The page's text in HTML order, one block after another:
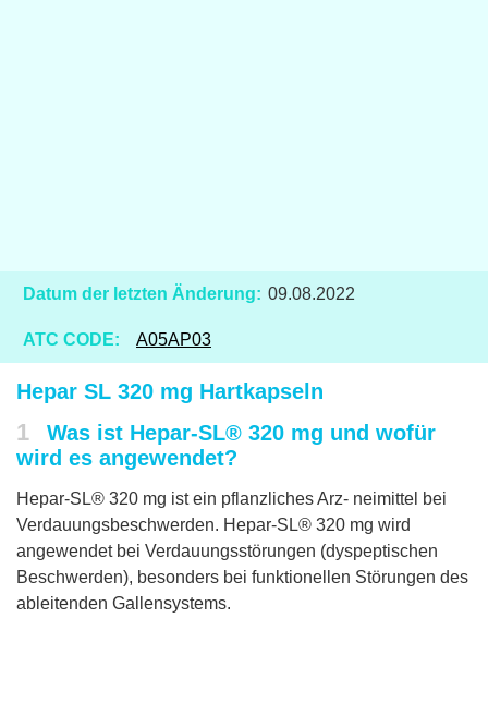
Datum der letzten Änderung: 09.08.2022
ATC CODE: A05AP03
Hepar SL 320 mg Hartkapseln
1
Was ist Hepar-SL® 320 mg und wofür
wird es angewendet?
Hepar-SL® 320 mg ist ein pflanzliches Arz- neimittel bei
Verdauungsbeschwerden. Hepar-SL® 320 mg wird
angewendet bei Verdauungsstörungen (dyspeptischen
Beschwerden), besonders bei funktionellen Störungen des
ableitenden Gallensystems.